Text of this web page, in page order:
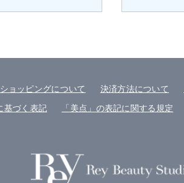
ョッピングについて 決済方法について
基づく表記 「美点」の表記に関する規定